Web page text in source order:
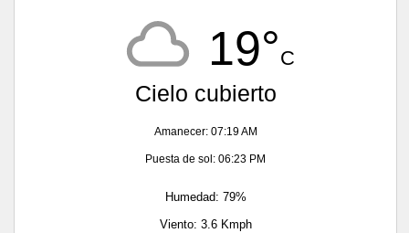
19°C
Cielo cubierto
Amanecer: 07:19 AM
Puesta de sol: 06:23 PM
Humedad: 79%
Viento: 3.6 Kmph